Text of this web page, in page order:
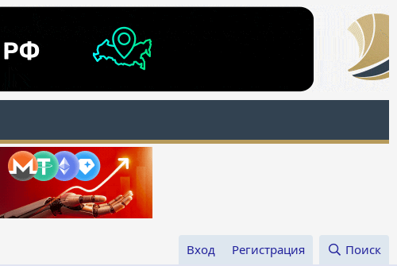
Вход Регистрация Поиск